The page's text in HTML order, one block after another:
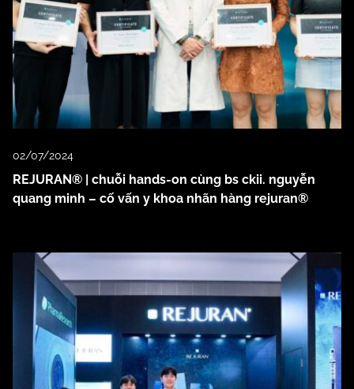
02/07/2024
REJURAN® | chuỗi hands-on cùng bs ckii. nguyễn
quang minh – cố vấn y khoa nhãn hàng rejuran®